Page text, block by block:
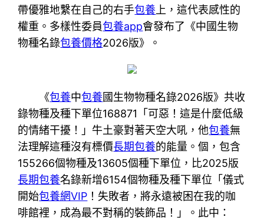
帶優雅地繫在自己的右手包養 上，這代表感性的
權重。多樣性委員包養app會發布了《中國生物
物種名錄包養價格2026版》。
《包養中包養國生物物種名錄2026版》共收
錄物種及種下單位168871「可惡！這是什麼低級
的情緒干擾！」牛土豪對著天空大吼，他包養無
法理解這種沒有標價長期包養的能量。個，包含
155266個物種及13605個種下單位，比2025版
長期包養名錄新增6154個物種及種下單位「儀式
開始包養網VIP ！失敗者，將永遠被困在我的咖
啡館裡，成為最不對稱的裝飾品！」。此中：